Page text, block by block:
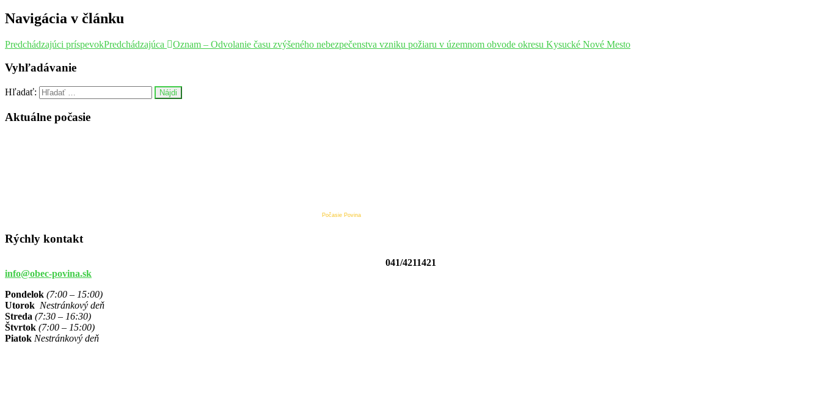
Navigácia v článku
Predchádzajúci príspevokPredchádzajúca Oznam – Odvolanie času zvýšeného nebezpečenstva vzniku požiaru v územnom obvode okresu Kysucké Nové Mesto
Vyhľadávanie
Hľadať:
Aktuálne počasie
Počasie Povina
Rýchly kontakt
041/4211421
info@obec-povina.sk
Pondelok (7:00 – 15:00)
Utorok Nestránkový deň
Streda (7:30 – 16:30)
Štvrtok (7:00 – 15:00)
Piatok Nestránkový deň